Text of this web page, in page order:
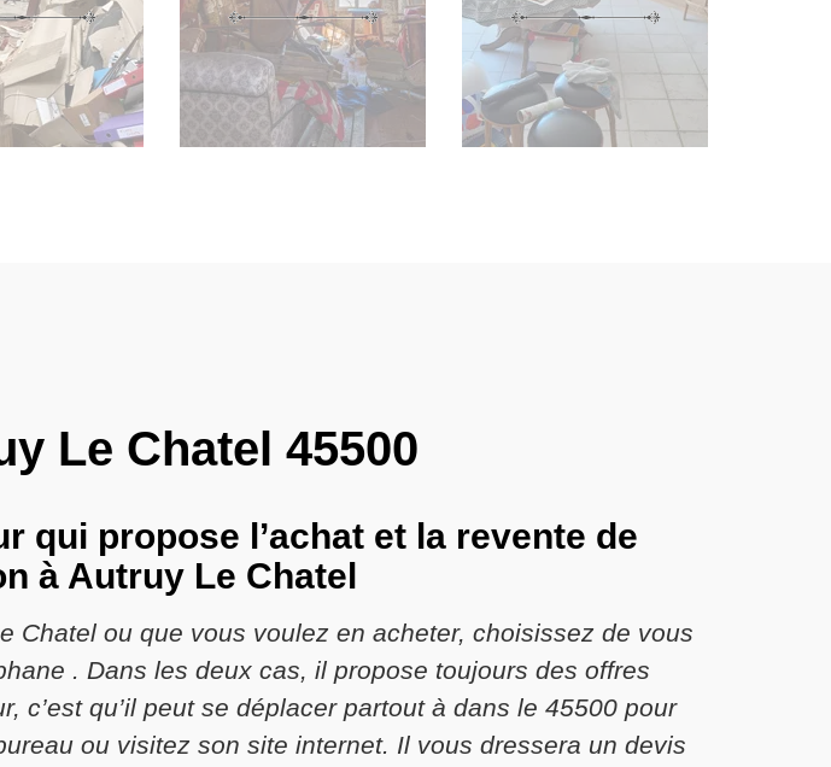
Le Chatel 45500
qui propose l’achat et la revente de
à Autruy Le Chatel
Chatel ou que vous voulez en acheter, choisissez de vous
. Dans les deux cas, il propose toujours des offres
c’est qu’il peut se déplacer partout à dans le 45500 pour
ou visitez son site internet. Il vous dressera un devis